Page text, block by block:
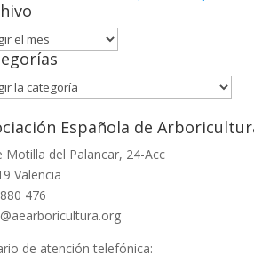
Española de
Motilla del Palancar, 24-Acc
Valencia
476
de atención telefónica: